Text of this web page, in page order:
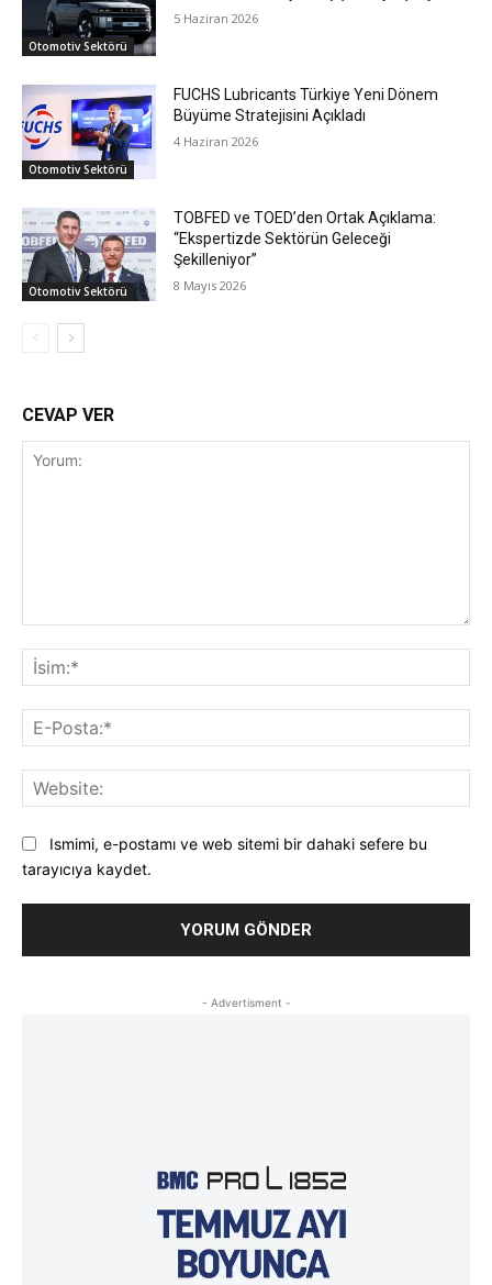
Otomotiv Sektörü
5 Haziran 2026
Otomotiv Sektörü
FUCHS Lubricants Türkiye Yeni Dönem
Büyüme Stratejisini Açıkladı
4 Haziran 2026
Otomotiv Sektörü
TOBFED ve TOED’den Ortak Açıklama:
“Ekspertizde Sektörün Geleceği
Şekilleniyor”
8 Mayıs 2026
CEVAP VER
Ismimi, e-postamı ve web sitemi bir dahaki sefere bu
tarayıcıya kaydet.
- Advertisment -